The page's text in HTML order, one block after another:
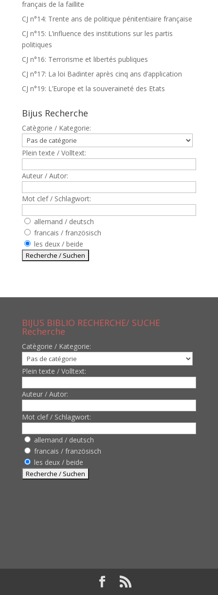
français de la faillite
CJ n°14: Trente ans de politique pénitentiaire française
CJ n°15: L’influence des institutions sur les partis
politiques
CJ n°16: Terrorisme et libertés publiques
CJ n°17: La loi Badinter après cinq ans d’application
CJ n°19: L’Europe et la souveraineté des Etats
Bijus Recherche
Catègorie / Kategorie:
Plein texte / Volltext:
Auteur / Autor:
Mot clef / Schlagwort:
allemand / deutsch
francais / französisch
les deux / beide
BIJUS BIBLIO RECHERCHE/ SUCHE
Recherche
Catègorie / Kategorie:
Plein texte / Volltext:
Auteur / Autor:
Mot clef / Schlagwort:
allemand / deutsch
francais / französisch
les deux / beide